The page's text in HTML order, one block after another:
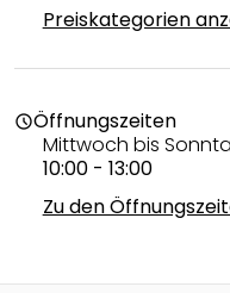
Preiskategorien
scheduleÖffnungszeiten
Mittwoch bis
10:00 - 13:00
Zu den